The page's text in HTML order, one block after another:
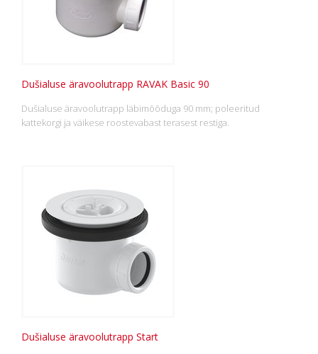
Dušialuse äravoolutrapp RAVAK Basic 90
Dušialuse äravoolutrapp läbimõõduga 90 mm; poleeritud
kattekorgi ja väikese roostevabast terasest restiga.
Dušialuse äravoolutrapp Start